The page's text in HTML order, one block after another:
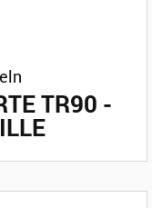
TR90 -